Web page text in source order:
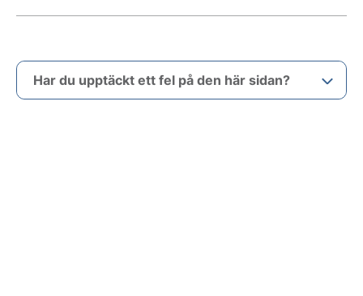
Har du upptäckt ett fel på den här sidan?